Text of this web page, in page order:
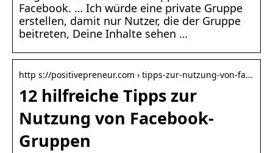
Facebook. … Ich würde eine private Gruppe
erstellen, damit nur Nutzer, die der Gruppe
beitreten, Deine Inhalte sehen …
http s://positivepreneur.com › tipps-zur-nutzung-von-fa…
12 hilfreiche Tipps zur
Nutzung von Facebook-
Gruppen